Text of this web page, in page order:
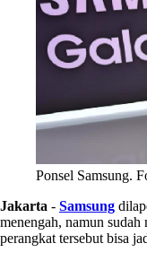
Ponsel Samsung.
Jakarta - Samsung
menengah, namun
perangkat tersebut bisa